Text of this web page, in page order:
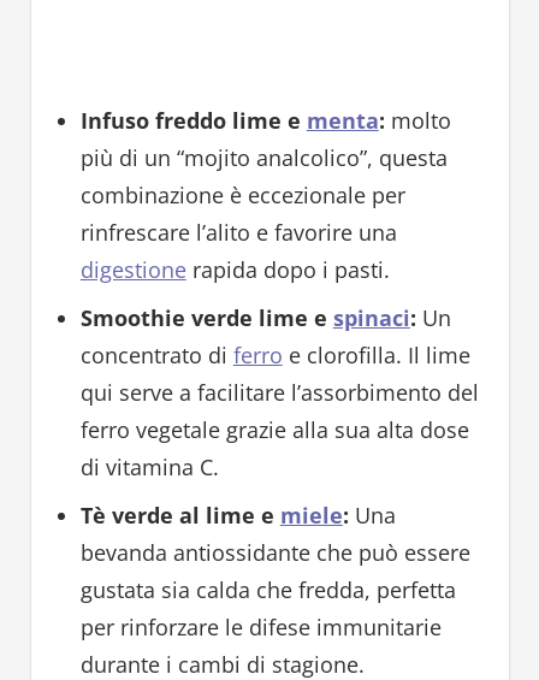
Infuso freddo lime e menta: molto
più di un “mojito analcolico”, questa
combinazione è eccezionale per
rinfrescare l’alito e favorire una
digestionerapida dopo i pasti.
Smoothie verde lime e spinaci: Un
concentrato di ferro e clorofilla. Il lime
qui serve a facilitare l’assorbimento del
ferro vegetale grazie alla sua alta dose
di vitamina C.
Tè verde al lime e miele: Una
bevanda antiossidante che può essere
gustata sia calda che fredda, perfetta
per rinforzare le difese immunitarie
durante i cambi di stagione.